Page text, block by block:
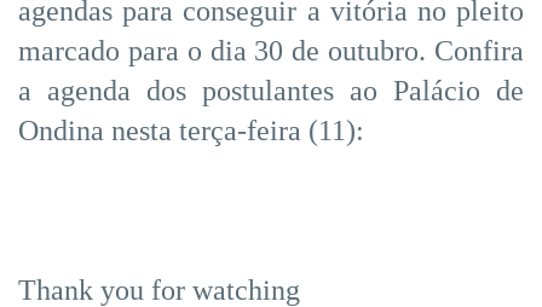
agendas para conseguir a vitória no pleito
marcado para o dia 30 de outubro. Confira
a agenda dos postulantes ao Palácio de
Ondina nesta terça-feira (11):
Thank you for watching